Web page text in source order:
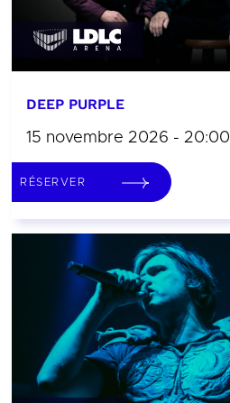
DEEP PURPLE
15 novembre 2026 - 20:00
RÉSERVER